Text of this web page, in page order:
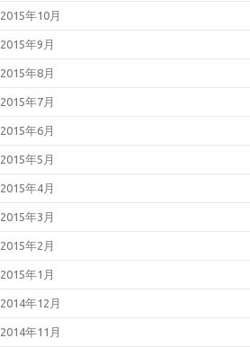
2015年10月
2015年9月
2015年8月
2015年7月
2015年6月
2015年5月
2015年4月
2015年3月
2015年2月
2015年1月
2014年12月
2014年11月